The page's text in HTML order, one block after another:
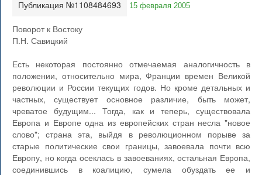
Публикация №1108484693 15 февраля 2005
Поворот к Востоку
П.Н. Савицкий
Есть некоторая постоянно отмечаемая аналогичность в
положении, относительно мира, Франции времен Великой
революции и России текущих годов. Но кроме детальных и
частных, существует основное различие, быть может,
чреватое будущим... Тогда, как и теперь, существовала
Европа и Европе одна из европейских стран несла "новое
слово"; страна эта, выйдя в революционном порыве за
старые политические свои границы, завоевала почти всю
Европу, но когда осеклась в завоеваниях, остальная Европа,
соединившись в коалицию, сумела обуздать ее и